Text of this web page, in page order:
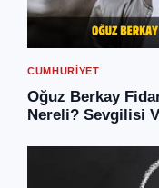
CUMHURIYET
Oğuz Berkay
Nereli? Sevgilisi